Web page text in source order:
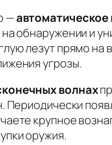
—
обнаружении и
лезут прямо
угрозы.
волнах
Периодически
крупное
оружия.